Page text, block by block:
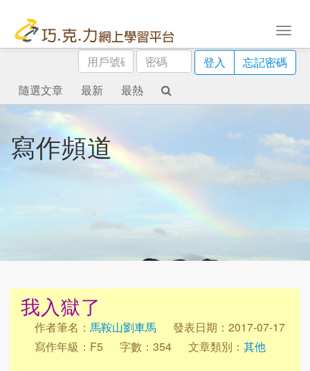
用
戶
號
碼
密
碼
登入
忘記密碼
隨選文章
最新 最熱
寫作頻道
我入獄了
作者筆名： 馬鞍山劉車馬
發表日期：2017-07-17
寫作年級：F5
字數：354 文章類別： 其他